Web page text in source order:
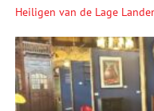
Heiligen van de Lage